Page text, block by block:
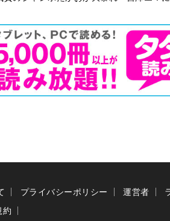
プライバシーポリシー 運営者
約